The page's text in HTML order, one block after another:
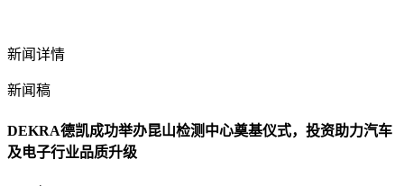
新闻详情
新闻稿
DEKRA德凯成功举办昆山检测中心奠基仪式，投资助力汽车
及电子行业品质升级